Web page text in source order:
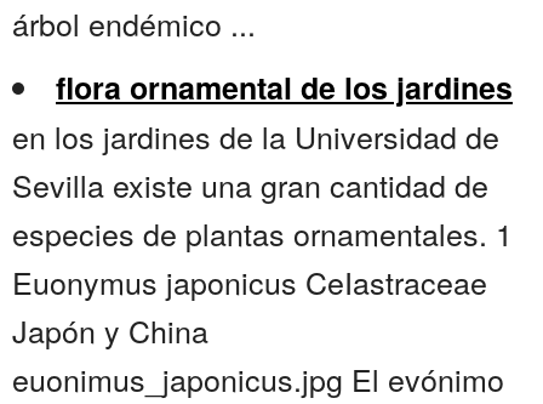
árbol endémico ...
flora ornamental de los jardines
en los jardines de la Universidad de
Sevilla existe una gran cantidad de
especies de plantas ornamentales. 1
Euonymus japonicus CeIastraceae
Japón y China
euonimus_japonicus.jpg El evónimo